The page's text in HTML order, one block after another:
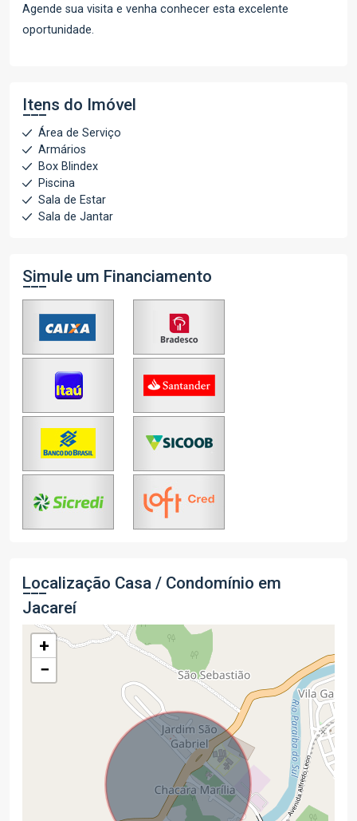
Agende sua visita e venha conhecer esta excelente
oportunidade.
Itens do Imóvel
Área de Serviço
Armários
Box Blindex
Piscina
Sala de Estar
Sala de Jantar
Simule um Financiamento
Localização Casa / Condomínio em
Jacareí
+
−